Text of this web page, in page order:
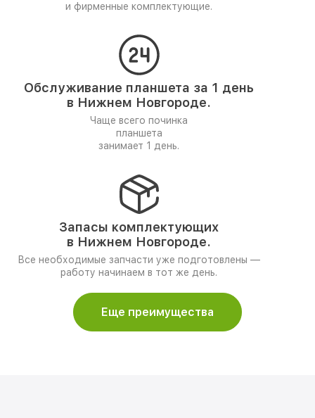
и фирменные комплектующие.
Обслуживание планшета за 1 день
в Нижнем Новгороде.
Чаще всего починка
планшета
занимает 1 день.
Запасы комплектующих
в Нижнем Новгороде.
Все необходимые запчасти уже подготовлены —
работу начинаем в тот же день.
Еще преимущества